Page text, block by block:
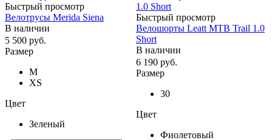
Быстрый просмотр
Велотрусы Merida Siena
В наличии
5 500 руб.
Размер
M
XS
Цвет
Зеленый
Быстрый просмотр
Велошорты Leatt MTB Trail 1.0
Short
В наличии
6 190 руб.
Размер
30
Цвет
Фиолетовый